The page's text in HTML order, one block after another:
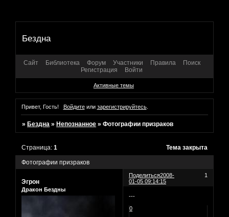
Бездна
Сайт Библиотека Форум Участники Правила
Поиск
Регистрация
Войти
Активные темы
Привет, Гость! Войдитеили зарегистрируйтесь.
»Бездна »Непознанное »Фотографии призраков
Фотографии призраков
Страница:1 Тема закрыта
Поделиться 1
2008-
01-05 09:14:15
Эгрон
Дракон Бездны
---
0